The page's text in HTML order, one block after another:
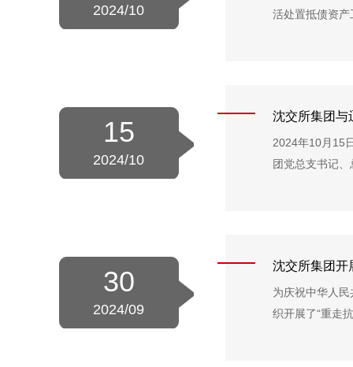
2024/10
活处置抵债资
15
2024/10
沈交所集团与
2024年10月15
团党总支书记
30
2024/09
沈交所集团开
为庆祝中华人
织开展了“重走